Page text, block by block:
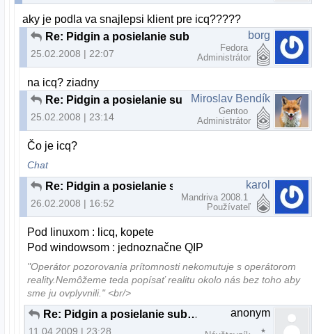
aky je podla va snajlepsi klient pre icq?????
25.02.2008 | 22:07
borg
Fedora
Administrátor
na icq? ziadny
Re: Pidgin a posielanie suborov
25.02.2008 | 23:14
Miroslav Bendík
Gentoo
Administrátor
Čo je icq?
Chat
26.02.2008 | 16:52
karol
Mandriva 2008.1
Používateľ
Pod linuxom : licq, kopete
Pod windowsom : jednoznačne QIP
"Operátor pozorovania prítomnosti nekomutuje s operátorom
reality.Nemôžeme teda popísať realitu okolo nás bez toho aby
sme ju ovplyvnili." <br/>
Re: Pidgin a posielanie suborov
11.04.2009 | 23:28
anonym